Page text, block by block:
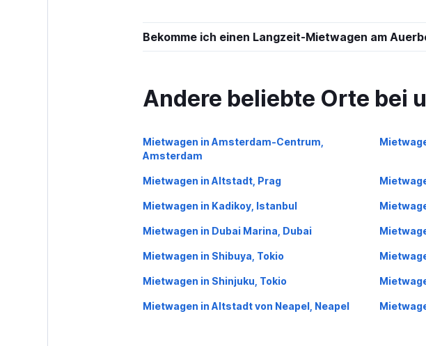
Bekomme ich einen Langzeit-Mietwagen am
Andere beliebte Orte bei
Mietwagen in Amsterdam-Centrum,
Amsterdam
Mietwagen in Altstadt, Prag
Mietwagen in Kadikoy, Istanbul
Mietwagen in Dubai Marina, Dubai
Mietwagen in Shibuya, Tokio
Mietwagen in Shinjuku, Tokio
Mietwagen in Altstadt von Neapel, Neapel